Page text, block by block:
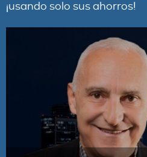
¡usando solo sus ahorros!